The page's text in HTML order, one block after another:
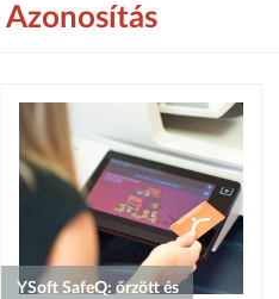
Azonosítás
YSoft SafeQ: őrzött és